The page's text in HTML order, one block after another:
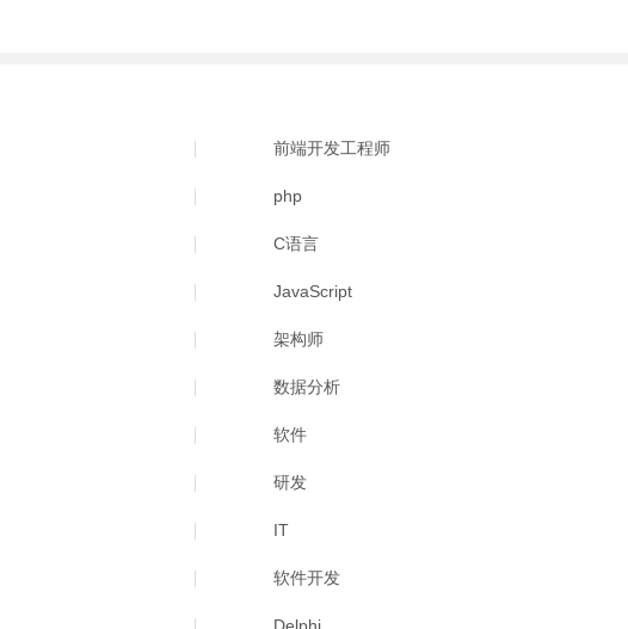
前端开发工程师
php
C语言
JavaScript
架构师
数据分析
软件
研发
IT
软件开发